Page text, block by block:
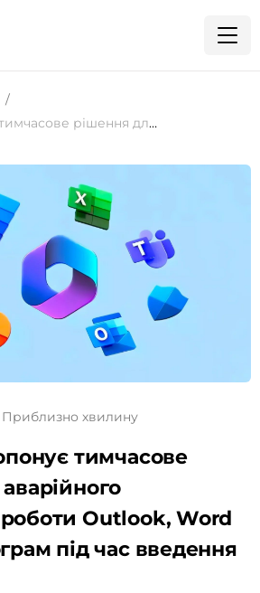
Microsoft пропонує тимчасове рішення для аварійного завершення роботи Outlook, Word та інших програм під час введення тексту
Приблизно хвилину
тимчасове
Outlook, Word
під час введення